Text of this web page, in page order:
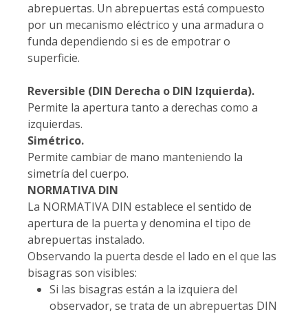
abrepuertas. Un abrepuertas está compuesto
por un mecanismo eléctrico y una armadura o
funda dependiendo si es de empotrar o
superficie.
Reversible (DIN Derecha o DIN Izquierda).
Permite la apertura tanto a derechas como a
izquierdas.
Simétrico.
Permite cambiar de mano manteniendo la
simetría del cuerpo.
NORMATIVA DIN
La NORMATIVA DIN establece el sentido de
apertura de la puerta y denomina el tipo de
abrepuertas instalado.
Observando la puerta desde el lado en el que las
bisagras son visibles:
Si las bisagras están a la izquiera del
observador, se trata de un abrepuertas DIN